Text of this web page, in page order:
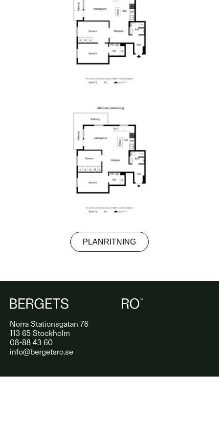
PLANRITNING
Norra Stationsgatan 78
113 65 Stockholm
08-88 43 60
info@bergetsro.se